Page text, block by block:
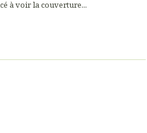
à voir la couverture...